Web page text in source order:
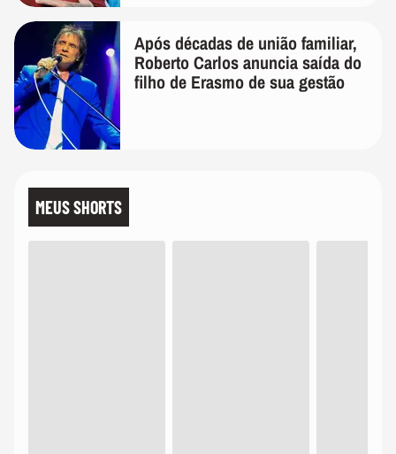
Após décadas de união familiar,
Roberto Carlos anuncia saída do
filho de Erasmo de sua gestão
MEUS SHORTS